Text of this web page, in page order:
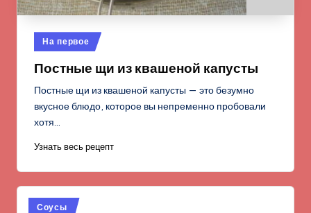
Опубликовано
в
На первое
Постные щи из квашеной капусты
Постные щи из квашеной капусты — это безумно
вкусное блюдо, которое вы непременно пробовали
хотя…
Узнать весь рецепт
Опубликовано
Соусы